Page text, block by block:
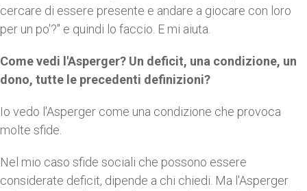
cercare di essere presente e andare a giocare con loro
per un po'?" e quindi lo faccio. E mi aiuta.
Come vedi l'Asperger? Un deficit, una condizione, un
dono, tutte le precedenti definizioni?
Io vedo l'Asperger come una condizione che provoca
molte sfide.
Nel mio caso sfide sociali che possono essere
considerate deficit, dipende a chi chiedi. Ma l'Asperger